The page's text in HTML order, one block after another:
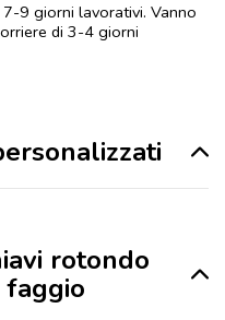
9 giorni lavorativi. Vanno
di 3-4 giorni
rotondo